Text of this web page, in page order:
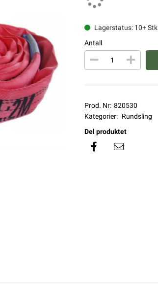
Lagerstatus: 10+ Stk
Antall
Prod. Nr: 820530
Kategorier: Rundsling
Del produktet